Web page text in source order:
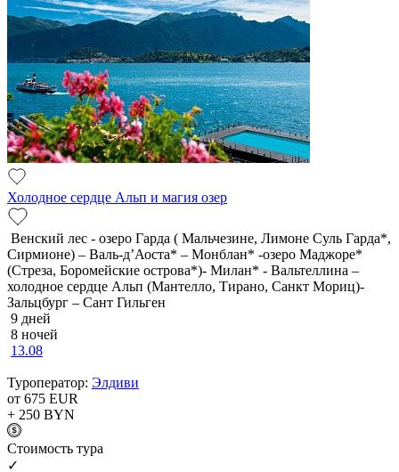
Холодное сердце Альп и магия озер
Венский лес - озеро Гарда ( Мальчезине, Лимоне Суль Гарда*,
Сирмионе) – Валь-д’Аоста* – Монблан* -озеро Маджоре*
(Стреза, Боромейские острова*)- Милан* - Вальтеллина –
холодное сердце Альп (Мантелло, Тирано, Санкт Мориц)-
Зальцбург – Сант Гильген
9 дней
8 ночей
13.08
Туроператор: Элдиви
от 675 EUR
+ 250 BYN
Cтоимость тура
✓